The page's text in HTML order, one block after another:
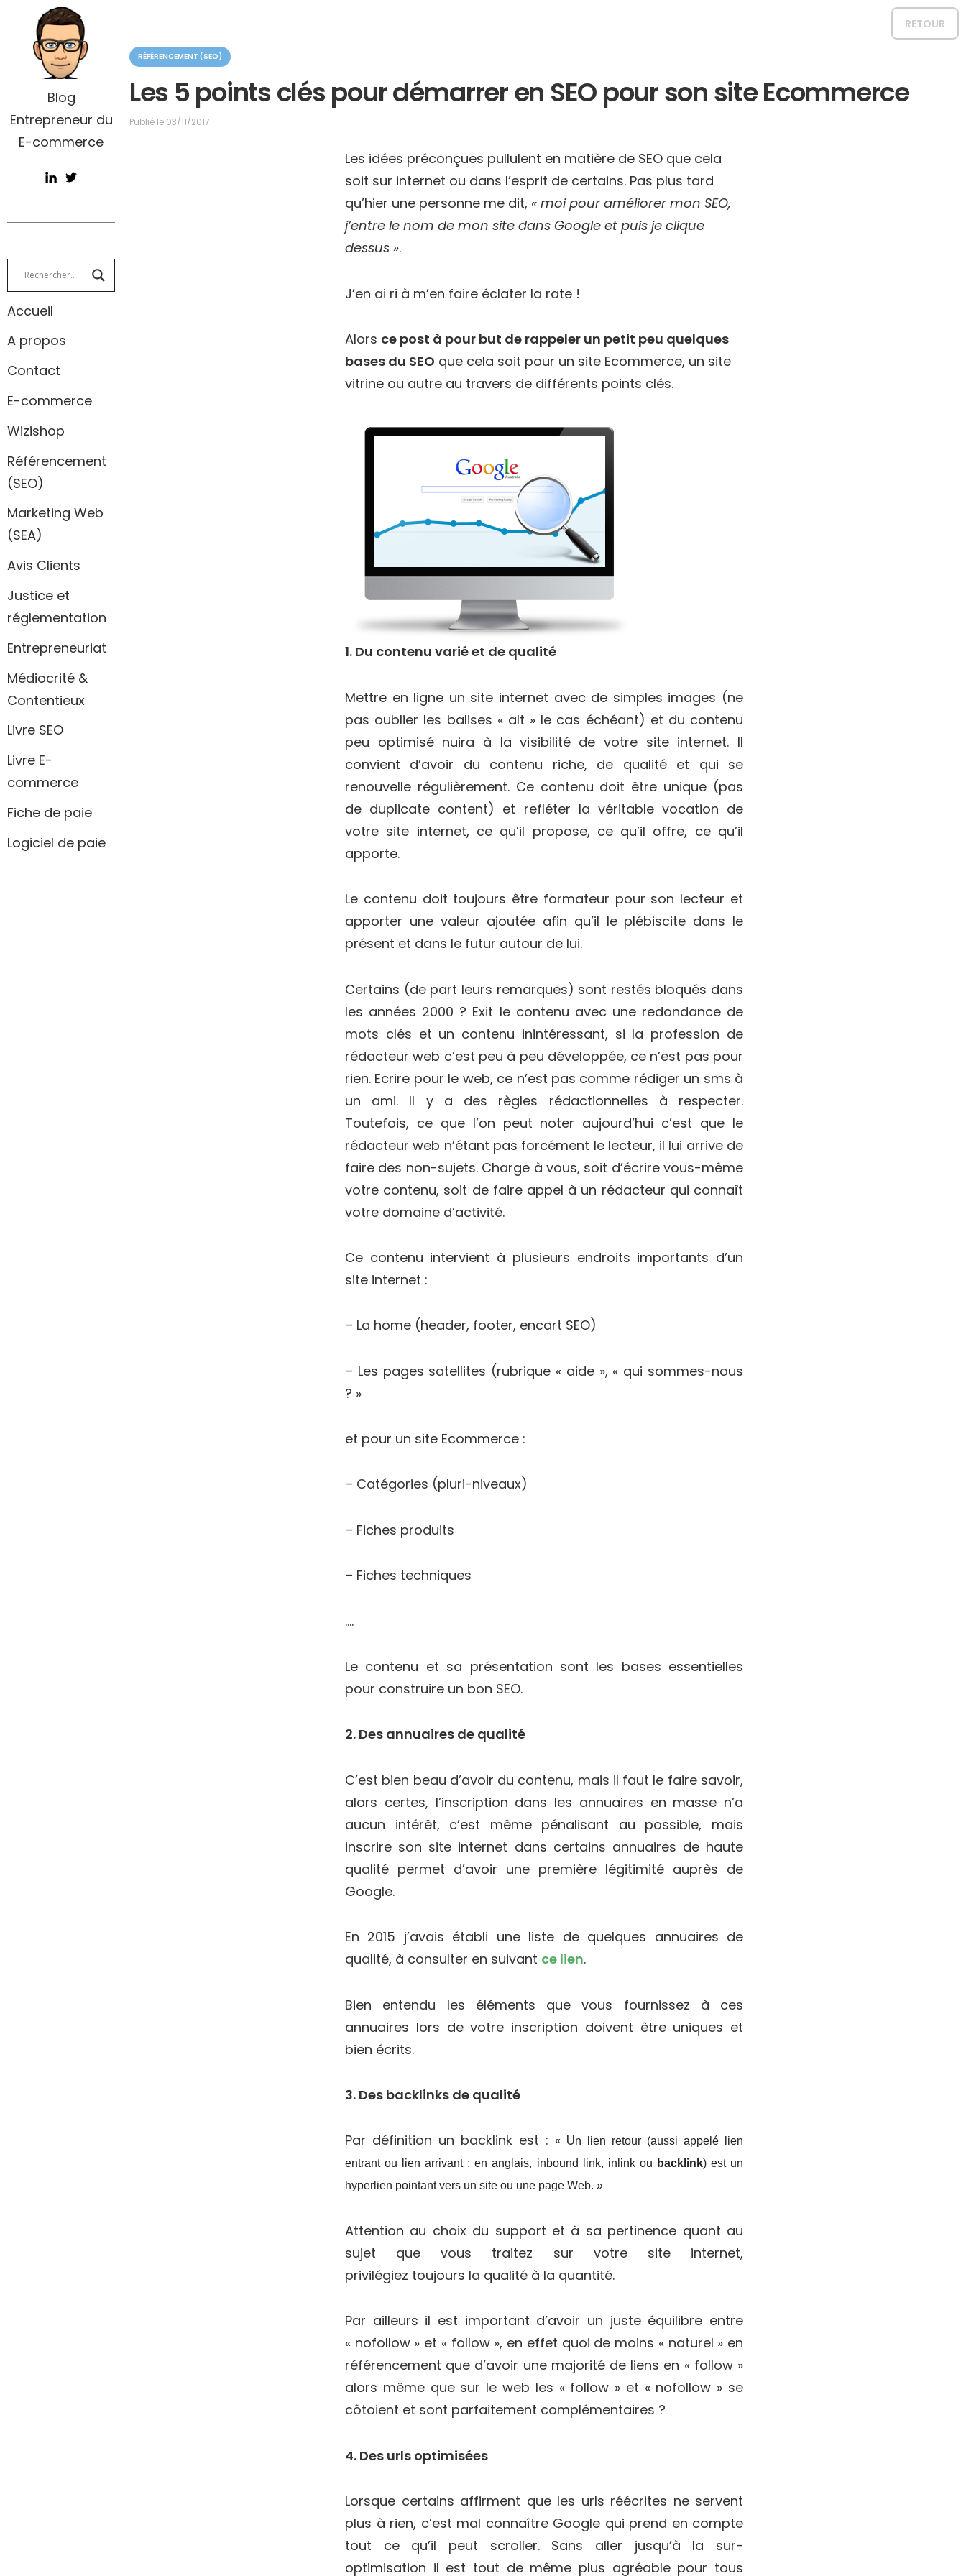
Blog
Entrepreneur du
E-commerce
Accueil
A propos
Contact
E-commerce
Wizishop
Référencement
(SEO)
Marketing Web
(SEA)
Avis Clients
Justice et
réglementation
Entrepreneuriat
Médiocrité &
Contentieux
Livre SEO
Livre E-
commerce
Fiche de paie
Logiciel de paie
RETOUR
C
a
o
RÉFÉRENCEMENT (SEO)
Les 5 points clés pour démarrer en SEO pour son site Ecommerce
Publié le 03/11/2017
Les idées préconçues pullulent en matière de SEO que cela
soit sur internet ou dans l’esprit de certains. Pas plus tard
qu’hier une personne me dit, « moi pour améliorer mon SEO,
j’entre le nom de mon site dans Google et puis je clique
dessus ».
J’en ai ri à m’en faire éclater la rate !
Alors ce post à pour but de rappeler un petit peu quelques
bases du SEO que cela soit pour un site Ecommerce, un site
vitrine ou autre au travers de différents points clés.
1. Du contenu varié et de qualité
Mettre en ligne un site internet avec de simples images (ne
pas oublier les balises « alt » le cas échéant) et du contenu
peu optimisé nuira à la visibilité de votre site internet. Il
convient d’avoir du contenu riche, de qualité et qui se
renouvelle régulièrement. Ce contenu doit être unique (pas
de duplicate content) et refléter la véritable vocation de
votre site internet, ce qu’il propose, ce qu’il offre, ce qu’il
apporte.
Le contenu doit toujours être formateur pour son lecteur et
apporter une valeur ajoutée afin qu’il le plébiscite dans le
présent et dans le futur autour de lui.
Certains (de part leurs remarques) sont restés bloqués dans
les années 2000 ? Exit le contenu avec une redondance de
mots clés et un contenu inintéressant, si la profession de
rédacteur web c’est peu à peu développée, ce n’est pas pour
rien. Ecrire pour le web, ce n’est pas comme rédiger un sms à
un ami. Il y a des règles rédactionnelles à respecter.
Toutefois, ce que l’on peut noter aujourd’hui c’est que le
rédacteur web n’étant pas forcément le lecteur, il lui arrive de
faire des non-sujets. Charge à vous, soit d’écrire vous-même
votre contenu, soit de faire appel à un rédacteur qui connaît
votre domaine d’activité.
Ce contenu intervient à plusieurs endroits importants d’un
site internet :
– La home (header, footer, encart SEO)
– Les pages satellites (rubrique « aide », « qui sommes-nous
? »
et pour un site Ecommerce :
– Catégories (pluri-niveaux)
– Fiches produits
– Fiches techniques
….
Le contenu et sa présentation sont les bases essentielles
pour construire un bon SEO.
2. Des annuaires de qualité
C’est bien beau d’avoir du contenu, mais il faut le faire savoir,
alors certes, l’inscription dans les annuaires en masse n’a
aucun intérêt, c’est même pénalisant au possible, mais
inscrire son site internet dans certains annuaires de haute
qualité permet d’avoir une première légitimité auprès de
Google.
En 2015 j’avais établi une liste de quelques annuaires de
qualité, à consulter en suivant ce lien.
Bien entendu les éléments que vous fournissez à ces
annuaires lors de votre inscription doivent être uniques et
bien écrits.
3. Des backlinks de qualité
Par définition un backlink est : « Un lien retour (aussi appelé lien
entrant ou lien arrivant ; en anglais, inbound link, inlink ou backlink) est un
hyperlien pointant vers un site ou une page Web. »
Attention au choix du support et à sa pertinence quant au
sujet que vous traitez sur votre site internet,
privilégiez toujours la qualité à la quantité.
Par ailleurs il est important d’avoir un juste équilibre entre
« nofollow » et « follow », en effet quoi de moins « naturel » en
référencement que d’avoir une majorité de liens en « follow »
alors même que sur le web les « follow » et « nofollow » se
côtoient et sont parfaitement complémentaires ?
4. Des urls optimisées
Lorsque certains affirment que les urls réécrites ne servent
plus à rien, c’est mal connaître Google qui prend en compte
tout ce qu’il peut scroller. Sans aller jusqu’à la sur-
optimisation il est tout de même plus agréable pour tous